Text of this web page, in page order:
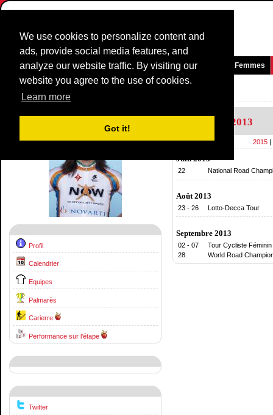
We use cookies to personalize content and
ads, provide social media features, and
analyze our website traffic. By visiting our
website you agree to the use of cookies.
Learn more
Got it!
Page d'accueil News et média Jeux Courses Equipes Femmes
Coureurs Profil:
Profil
Calendrier
Equipes
Palmarès
Carierre
Performance sur l'étape
Twitter
2013
2015 |
Juin 2013
22 National Road
Août 2013
23 - 26 Lotto-Decca Tour
Septembre 2013
02 - 07
Tour Cycliste
28
World Road